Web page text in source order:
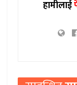
हामीलाई